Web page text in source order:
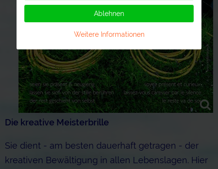
Die kreative Meisterbrille
Sie dient - am besten dauerhaft getragen - der
kreativen Bewältigung in allen Lebenslagen. Hier
Ablehnen
Weitere Informationen